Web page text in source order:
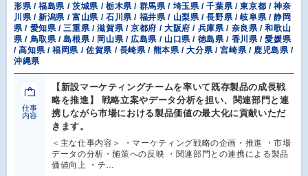
形県 / 福島県 / 茨城県 / 栃木県 / 群馬県 / 埼玉県 / 千葉県 / 東京都 / 神奈
川県 / 新潟県 / 富山県 / 石川県 / 福井県 / 山梨県 / 長野県 / 岐阜県 / 静岡
県 / 愛知県 / 三重県 / 滋賀県 / 京都府 / 大阪府 / 兵庫県 / 奈良県 / 和歌山
県 / 鳥取県 / 島根県 / 岡山県 / 広島県 / 山口県 / 徳島県 / 香川県 / 愛媛県
/ 高知県 / 福岡県 / 佐賀県 / 長崎県 / 熊本県 / 大分県 / 宮崎県 / 鹿児島県 /
沖縄県
仕事
内容
【新設マーケティングチームを率いて既存製品の成長戦
略を推進】 戦略立案やデータ分析を担い、関連部門と連
携しながら市場における製品価値の最大化に貢献いただ
きます。
＜主な仕事内容＞ ・マーケティング戦略の企画・推進 ・市場
データの分析・施策への反映 ・関連部門との連携による製品
価値向上 ・チ…